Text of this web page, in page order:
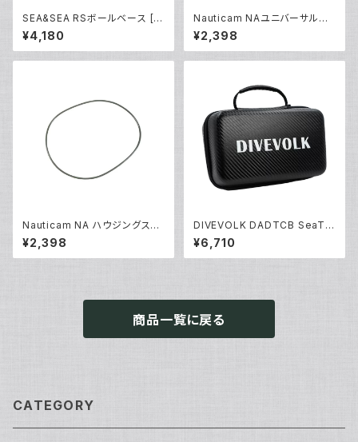
SEA&SEA RSボールベース [2
2526/22527]
¥4,180
Nauticam NAユニバーサルオ
プティカルファイバーコネクター
NA [部品]
¥2,398
Nauticam NA ハウジングスペ
アOリング90139 [20865]
¥2,398
DIVEVOLK DADTCB SeaTo
uch 4 max専用キャリーケース
[70179]
¥6,710
商品一覧に戻る
CATEGORY